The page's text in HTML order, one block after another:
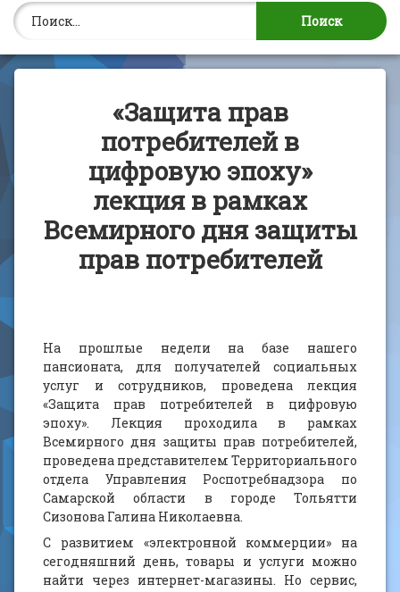
Найти:
«Защита прав
потребителей в
цифровую эпоху»
лекция в рамках
Всемирного дня защиты
прав потребителей
На прошлые недели на базе нашего
пансионата, для получателей социальных
услуг и сотрудников, проведена лекция
«Защита прав потребителей в цифровую
эпоху». Лекция проходила в рамках
Всемирного дня защиты прав потребителей,
проведена представителем Территориального
отдела Управления Роспотребнадзора по
Самарской области в городе Тольятти
Сизонова Галина Николаевна.
С развитием «электронной коммерции» на
сегодняшний день, товары и услуги можно
найти через интернет-магазины. Но сервис,